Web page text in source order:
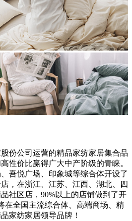
份公司运营的精品家纺家居集合品
性价比赢得广大中产阶级的青睐。
吾悦广场、印象城等综合体开设了
，在浙江、江苏、江西、湖北、四
社区店，90%以上的店铺做到了开
在全国主流综合体、高端商场、精
家纺家居领导品牌！